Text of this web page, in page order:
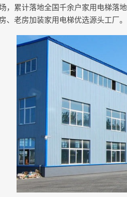
，累计落地全国千余户家用电梯落
、老房加装家用电梯优选源头工厂。